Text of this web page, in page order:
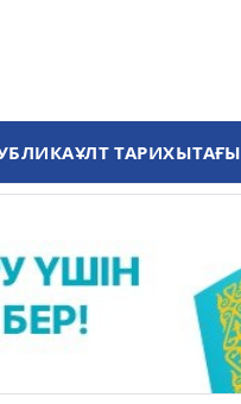
ҰЛТ ТАРИХЫТАҒЫ